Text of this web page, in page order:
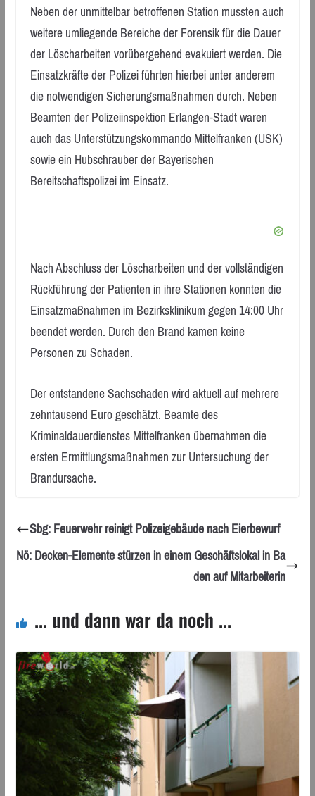
Neben der unmittelbar betroffenen Station mussten auch
weitere umliegende Bereiche der Forensik für die Dauer
der Löscharbeiten vorübergehend evakuiert werden. Die
Einsatzkräfte der Polizei führten hierbei unter anderem
die notwendigen Sicherungsmaßnahmen durch. Neben
Beamten der Polizeiinspektion Erlangen-Stadt waren
auch das Unterstützungskommando Mittelfranken (USK)
sowie ein Hubschrauber der Bayerischen
Bereitschaftspolizei im Einsatz.
Nach Abschluss der Löscharbeiten und der vollständigen
Rückführung der Patienten in ihre Stationen konnten die
Einsatzmaßnahmen im Bezirksklinikum gegen 14:00 Uhr
beendet werden. Durch den Brand kamen keine
Personen zu Schaden.
Der entstandene Sachschaden wird aktuell auf mehrere
zehntausend Euro geschätzt. Beamte des
Kriminaldauerdienstes Mittelfranken übernahmen die
ersten Ermittlungsmaßnahmen zur Untersuchung der
Brandursache.
Sbg: Feuerwehr reinigt Polizeigebäude nach Eierbewurf
Nö: Decken-Elemente stürzen in einem Geschäftslokal in Ba
den auf Mitarbeiterin
... und dann war da noch ...